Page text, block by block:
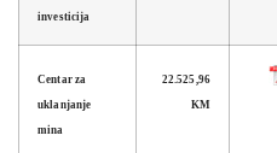
investicija
Centar za
uklanjanje
mina
22.525,96
KM